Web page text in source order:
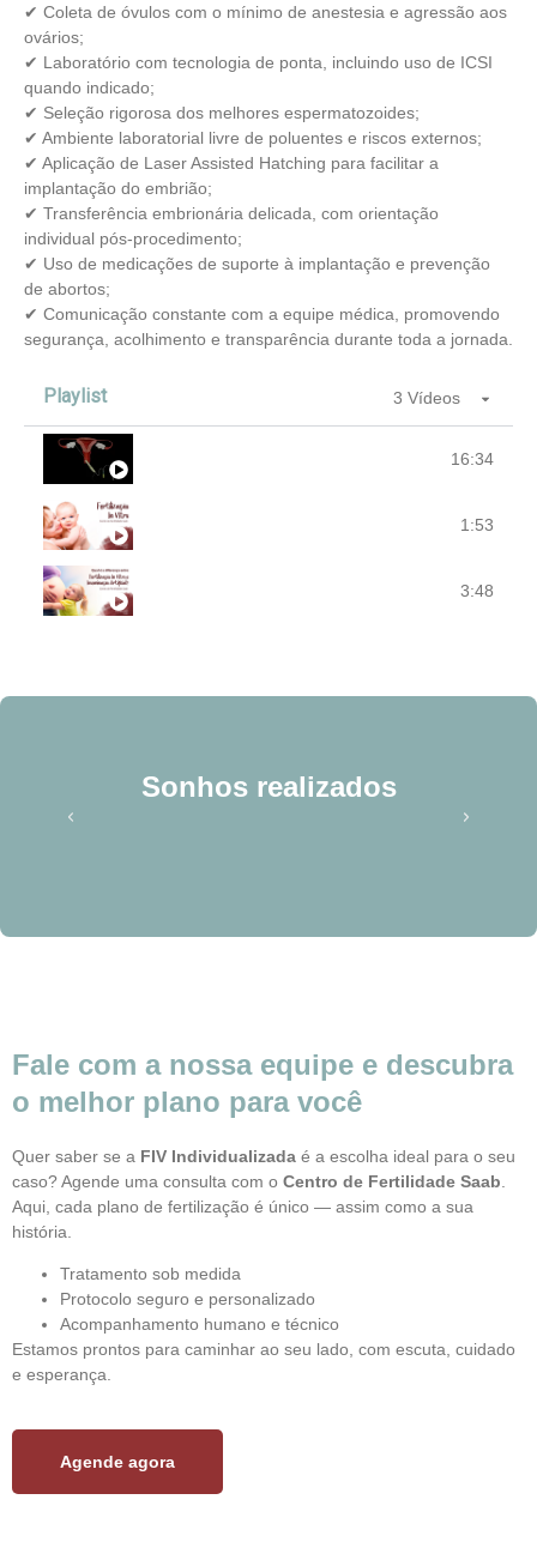
✔ Coleta de óvulos com o mínimo de anestesia e agressão aos
ovários;
✔ Laboratório com tecnologia de ponta, incluindo uso de ICSI
quando indicado;
✔ Seleção rigorosa dos melhores espermatozoides;
✔ Ambiente laboratorial livre de poluentes e riscos externos;
✔ Aplicação de Laser Assisted Hatching para facilitar a
implantação do embrião;
✔ Transferência embrionária delicada, com orientação
individual pós-procedimento;
✔ Uso de medicações de suporte à implantação e prevenção
de abortos;
✔ Comunicação constante com a equipe médica, promovendo
segurança, acolhimento e transparência durante toda a jornada.
Playlist 3 Vídeos
16:34
Fertilização In Vitro - Centro de Fertilidade Saab
1:53
Qual é a diferença entre Fertilização In Vitro e
3:48
Sonhos realizados
Fale com a nossa equipe e descubra
o melhor plano para você
Quer saber se a FIV Individualizada é a escolha ideal para o seu
caso? Agende uma consulta com o Centro de Fertilidade Saab
Aqui, cada plano de fertilização é único — assim como a sua
história.
Tratamento sob medida
Protocolo seguro e personalizado
Acompanhamento humano e técnico
Estamos prontos para caminhar ao seu lado, com escuta, cuidado
e esperança.
Agende agora